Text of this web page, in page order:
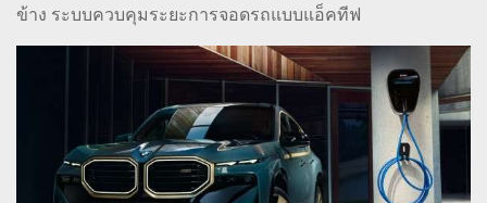
ข้าง ระบบควบคุมระยะการจอดรถแบบแอ็คทีฟ